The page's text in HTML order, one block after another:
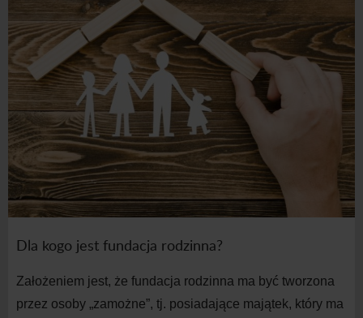
Dla kogo jest fundacja rodzinna?
Założeniem jest, że fundacja rodzinna ma być tworzona
przez osoby „zamożne”, tj. posiadające majątek, który ma